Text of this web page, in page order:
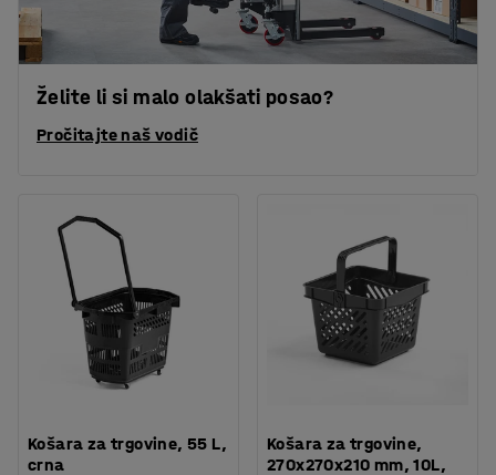
Želite li si malo olakšati posao?
Pročitajte naš vodič
Košara za trgovine, 55 L,
crna
Košara za trgovine,
270x270x210 mm, 10L,